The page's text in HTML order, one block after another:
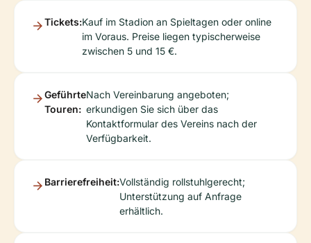
Tickets:Kauf im Stadion an Spieltagen oder online
im Voraus. Preise liegen typischerweise
zwischen 5 und 15 €.
Geführte
Touren:
Nach Vereinbarung angeboten;
erkundigen Sie sich über das
Kontaktformular des Vereins nach der
Verfügbarkeit.
Barrierefreiheit:Vollständig rollstuhlgerecht;
Unterstützung auf Anfrage
erhältlich.